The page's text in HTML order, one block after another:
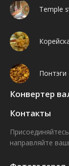
Temple
Конвертер
Контакты
направляйте